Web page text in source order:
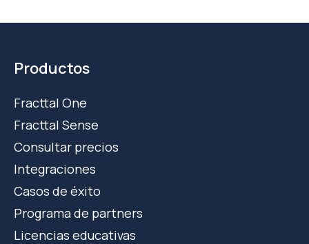
Productos
Fracttal One
Fracttal Sense
Consultar precios
Integraciones
Casos de éxito
Programa de partners
Licencias educativas